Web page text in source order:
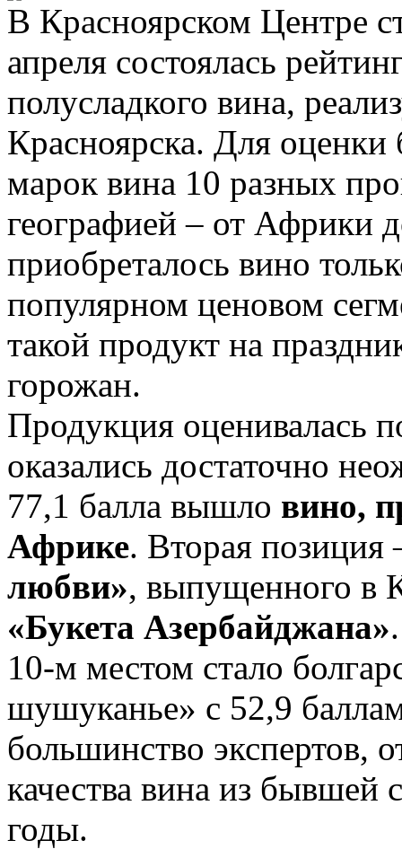
В Красноярском Центре
апреля состоялась
полусладкого вина,
Красноярска. Для
марок вина 10 разных
географией – от Африки
приобреталось вино
популярном ценовом
такой продукт на
горожан.
Продукция оценивалась
оказались достаточно
77,1 балла вышло вино,
Африке. Вторая позиция
любви», выпущенного в
«Букета Азербайджана»
10-м местом стало
шушуканье» с 52,9
большинство экспертов,
качества вина из
годы.